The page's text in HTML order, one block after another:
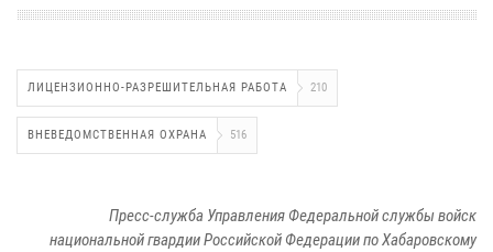
ЛИЦЕНЗИОННО-РАЗРЕШИТЕЛЬНАЯ РАБОТА 210
ВНЕВЕДОМСТВЕННАЯ ОХРАНА 516
Пресс-служба Управления Федеральной службы войск
национальной гвардии Российской Федерации по Хабаровскому